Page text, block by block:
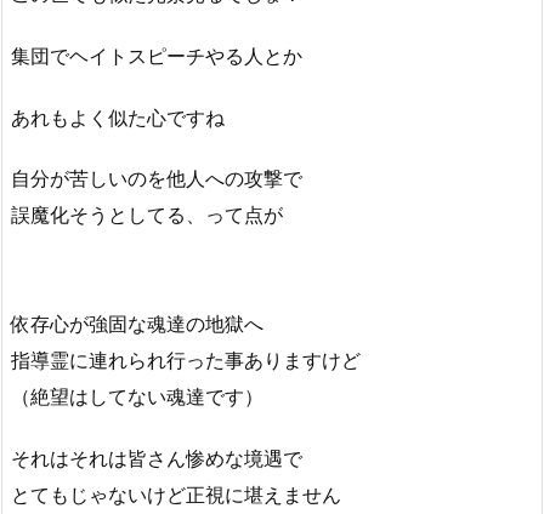
集団でヘイトスピーチやる人とか
あれもよく似た心ですね
自分が苦しいのを他人への攻撃で
誤魔化そうとしてる、って点が
依存心が強固な魂達の地獄へ
指導霊に連れられ行った事ありますけど
（絶望はしてない魂達です）
それはそれは皆さん惨めな境遇で
とてもじゃないけど正視に堪えません